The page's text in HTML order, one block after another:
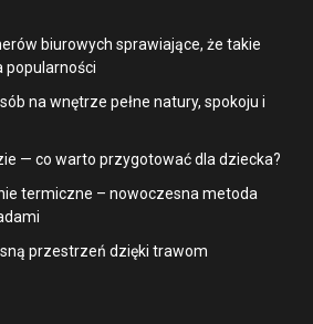
biurowych sprawiające, że takie
popularności
na wnętrze pełne natury, spokoju i
— co warto przygotować dla dziecka?
termiczne – nowoczesna metoda
przestrzeń dzięki trawom